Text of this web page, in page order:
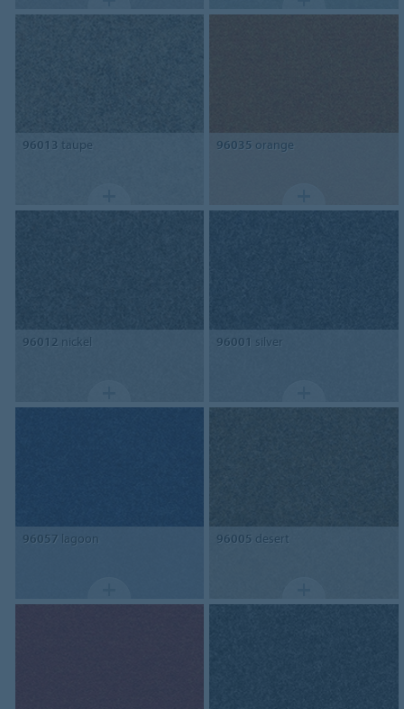
96013 taupe 96035 orange
96012 nickel 96001 silver
96057 lagoon 96005 desert